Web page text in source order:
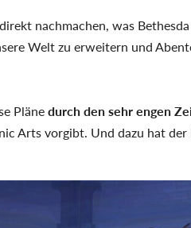
nachmachen, was
Welt zu erweitern und
Plänedurch den sehr engen
Arts vorgibt. Und dazu hat der